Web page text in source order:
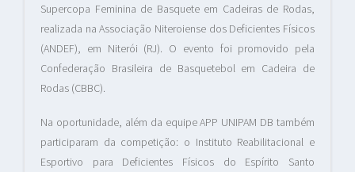
Supercopa Feminina de Basquete em Cadeiras de Rodas,
realizada na Associação Niteroiense dos Deficientes Físicos
(ANDEF), em Niterói (RJ). O evento foi promovido pela
Confederação Brasileira de Basquetebol em Cadeira de
Rodas (CBBC).
Na oportunidade, além da equipe APP UNIPAM DB também
participaram da competição: o Instituto Reabilitacional e
Esportivo para Deficientes Físicos do Espírito Santo